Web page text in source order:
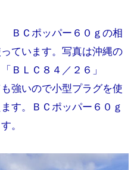
ＢＣポッパー６０ｇの相
ています。写真は沖縄の
ＢＬＣ８４／２６」
強いので小型プラグを使
す。ＢＣポッパー６０ｇ
。